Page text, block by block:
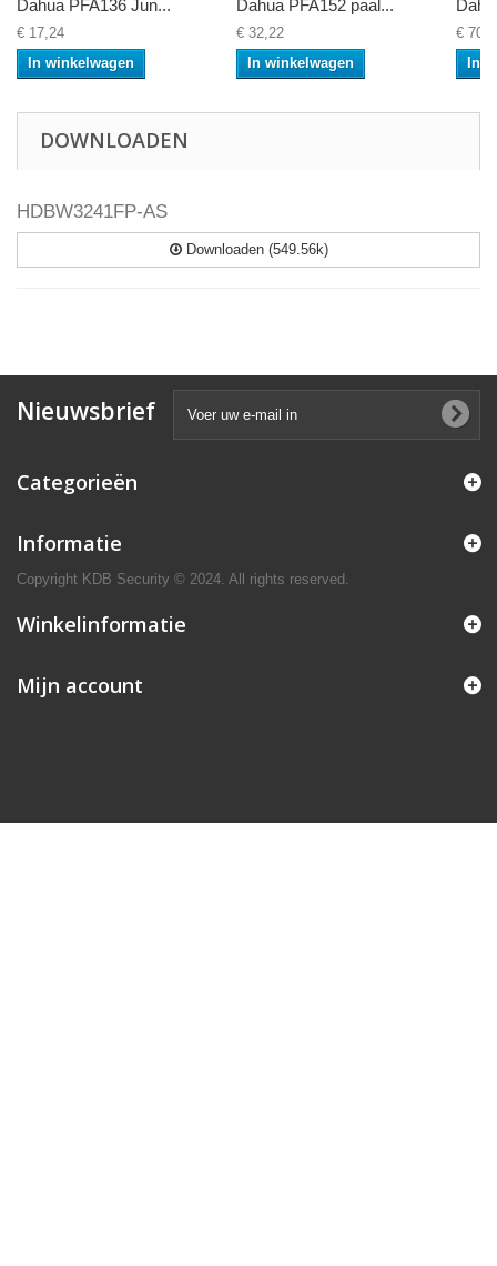
Dahua PFA136 Jun...
€ 17,24
In winkelwagen
Dahua PFA152 paal...
€ 32,22
In winkelwagen
€
In
DOWNLOADEN
HDBW3241FP-AS
Downloaden (549.56k)
Nieuwsbrief
Categorieën
Informatie
Copyright KDB Security © 2024. All rights reserved.
Winkelinformatie
Mijn account